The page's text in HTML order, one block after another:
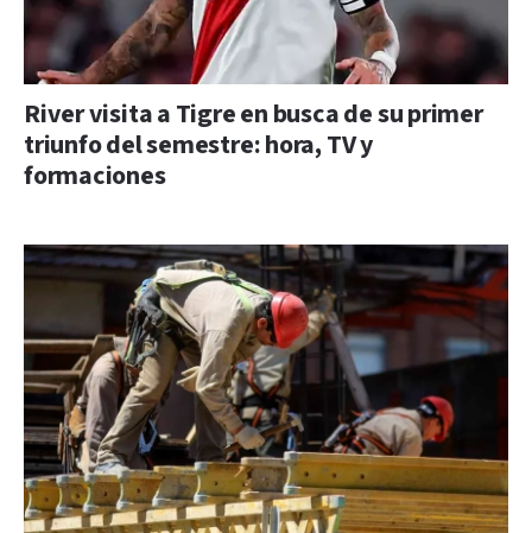
River visita a Tigre en busca de su primer
triunfo del semestre: hora, TV y
formaciones